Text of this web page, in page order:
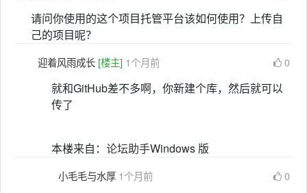
请问你使用的这个项目托管平台该如何使用？上传自
己的项目呢？
迎着风雨成长 [楼主] 1个月前 0
就和GitHub差不多啊，你新建个库，然后就可以
传了
本楼来自： 论坛助手Windows 版
小毛毛与水厚 1个月前 0